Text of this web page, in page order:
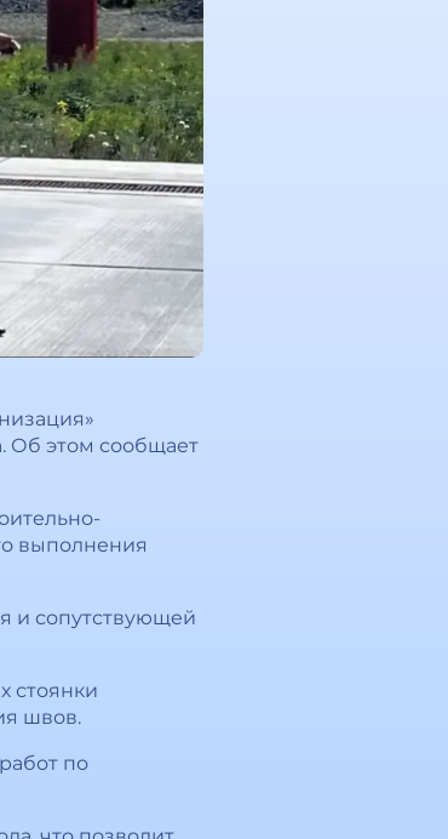
Об этом сообщает
выполнения
и сопутствующей
стоянки
швов.
по